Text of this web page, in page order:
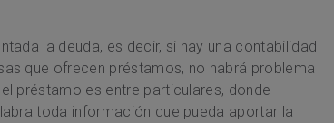
la deuda, es decir, si hay una contabilidad
que ofrecen préstamos, no habrá problema
préstamo es entre particulares, donde
toda información que pueda aportar la